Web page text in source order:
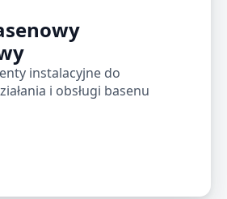
instalacyjne do
i obsługi basenu